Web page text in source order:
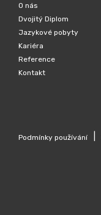
O nás
Dvojitý Diplom
Jazykové pobyty
Kariéra
Reference
Kontakt
Podmínky používání